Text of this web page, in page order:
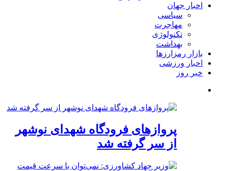
اخبار جهان
سیاسی
مهاجرت
تکنولوژی
بهداشت
بازار رمزارزها
اخبار ورزشی
خبر روز
پروازهای فرودگاه شهدای نوشهر
از سر گرفته شد